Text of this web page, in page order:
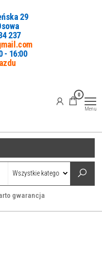
29
237
- 16:00
0
Menu
gwarancja